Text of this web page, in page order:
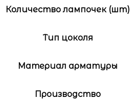
Количество лампочек (шт)
Тип цоколя
Материал арматуры
Производство